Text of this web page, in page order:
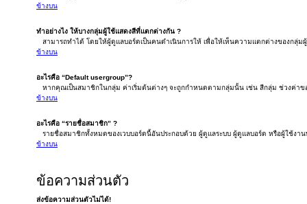
ข้างบน
ทำอย่างไง ให้บางกลุ่มผู้ใช้แสดงสีที่แตกต่างกัน ?
สามารถทำได้ โดยให้ผู้ดูแลบอร์ดเป็นคนดำเนินการให้ เพื่อให้เห็นความแตกต่างของกลุ่ม
ข้างบน
อะไรคือ “Default usergroup”?
หากคุณเป็นสมาชิกในกลุ่ม ค่าเริ่มต้นต่างๆ จะถูกกำหนดตามกลุ่มนั้น เช่น สีกลุ่ม ช่วงค่า
ข้างบน
อะไรคือ “รายชื่อสมาชิก” ?
รายชื่อสมาชิกทั้งหมดของเวบบอร์ดนี้อันประกอบด้วย ผู้ดูแลระบบ ผู้ดูแลบอร์ด หรือผู้ใช้งาน
ข้างบน
ข้อความส่วนตัว
ส่งข้อความส่วนตัวไม่ได้!